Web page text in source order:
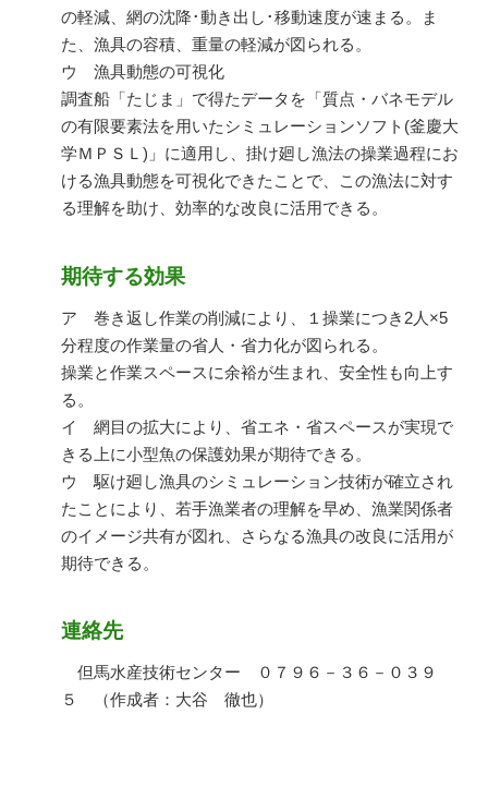
の軽減、網の沈降･動き出し･移動速度が速まる。ま
た、漁具の容積、重量の軽減が図られる。
ウ 漁具動態の可視化
調査船「たじま」で得たデータを「質点・バネモデル
の有限要素法を用いたシミュレーションソフト(釜慶大
学ＭＰＳＬ)」に適用し、掛け廻し漁法の操業過程にお
ける漁具動態を可視化できたことで、この漁法に対す
る理解を助け、効率的な改良に活用できる。
期待する効果
ア 巻き返し作業の削減により、１操業につき2人×5
分程度の作業量の省人・省力化が図られる。
操業と作業スペースに余裕が生まれ、安全性も向上す
る。
イ 網目の拡大により、省エネ・省スペースが実現で
きる上に小型魚の保護効果が期待できる。
ウ 駆け廻し漁具のシミュレーション技術が確立され
たことにより、若手漁業者の理解を早め、漁業関係者
のイメージ共有が図れ、さらなる漁具の改良に活用が
期待できる。
連絡先
但馬水産技術センター ０７９６－３６－０３９
５ （作成者：大谷 徹也）